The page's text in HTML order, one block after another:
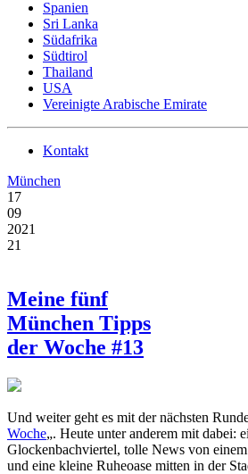
Spanien
Sri Lanka
Südafrika
Südtirol
Thailand
USA
Vereinigte Arabische Emirate
Kontakt
München
17
09
2021
21
Meine fünf
München Tipps
der Woche #13
Und weiter geht es mit der nächsten
Woche„. Heute unter anderem mit dabei:
Glockenbachviertel, tolle News von
und eine kleine Ruheoase mitten in der